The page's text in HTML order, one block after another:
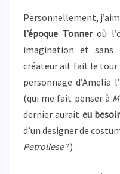
Personnellement,
l’époque Tonneroù
imagination et sans
créateur ait fait le tour
personnage d’Amelia
(qui me fait penser à
dernier aurait eu
d’un designer de
Petrollese?)